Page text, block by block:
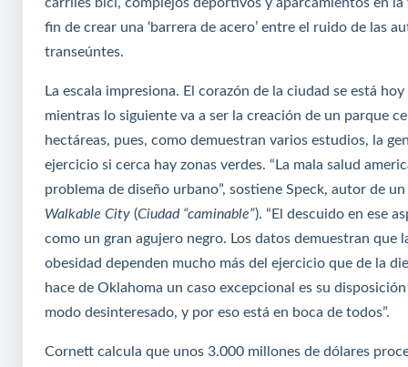
fin de crear una ‘barrera de acero’ entre el ruido de las
transeúntes.
La escala impresiona. El corazón de la ciudad se está
mientras lo siguiente va a ser la creación de un parque
hectáreas, pues, como demuestran varios estudios, la
ejercicio si cerca hay zonas verdes. “La mala salud
problema de diseño urbano”, sostiene Speck, autor de
Walkable City (Ciudad “caminable”). “El descuido en ese
como un gran agujero negro. Los datos demuestran que
obesidad dependen mucho más del ejercicio que de la
hace de Oklahoma un caso excepcional es su
modo desinteresado, y por eso está en boca de todos”.
Cornett calcula que unos 3.000 millones de dólares